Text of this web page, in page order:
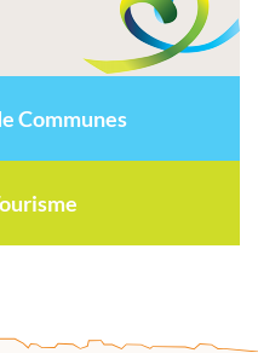
Communes